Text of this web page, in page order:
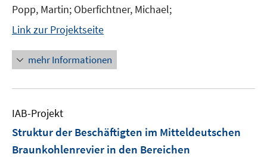
Popp, Martin; Oberfichtner, Michael;
Link zur Projektseite
mehr Informationen
IAB-Projekt
Struktur der Beschäftigten im Mitteldeutschen
Braunkohlenrevier in den Bereichen